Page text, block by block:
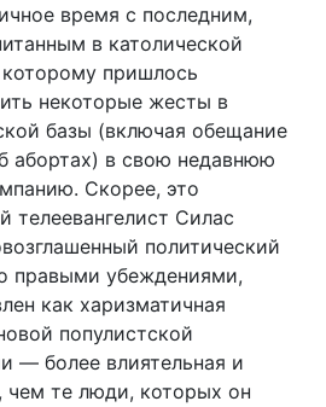
время с последним,
в католической
пришлось
некоторые жесты в
базы (включая обещание
абортах) в свою недавнюю
Скорее, это
телеевангелист Силас
политический
правыми убеждениями,
как харизматичная
популистской
— более влиятельная и
чем те люди, которых он